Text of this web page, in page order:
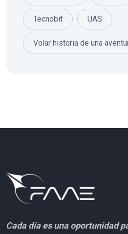
Tecnobit UAS
Volar historia de una
Cada día es una oportunidad